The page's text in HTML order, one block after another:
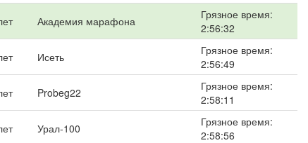
Академия марафона
Грязное время:
2:56:32
Исеть
Грязное время:
2:56:49
Probeg22
Грязное время:
2:58:11
Урал-100
Грязное время:
2:58:56